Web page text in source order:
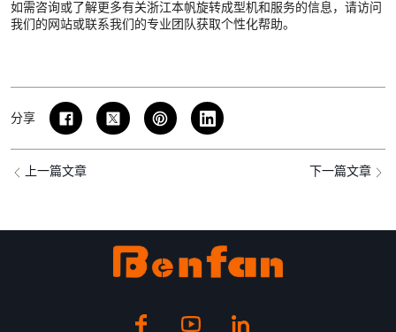
如需咨询或了解更多有关浙江本帆旋转成型机和服务的信息，请访问
我们的网站或联系我们的专业团队获取个性化帮助。
分享
上一篇文章 下一篇文章